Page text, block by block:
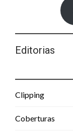
Editorias
Clipping
Coberturas